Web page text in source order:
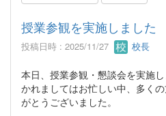
授業参観を実施しました
投稿日時 : 2025/11/27 校長
本日、授業参観・懇談会を実施
かれましてはお忙しい中、多く
がとうございました。